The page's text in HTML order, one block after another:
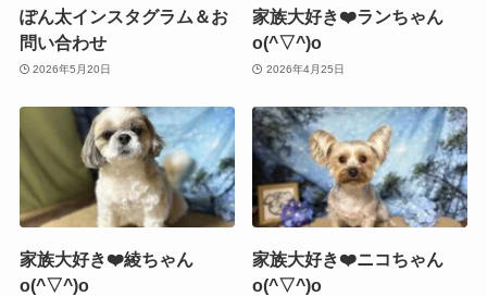
ぽん太インスタグラム＆お
問い合わせ
2026年5月20日
家族大好き❤️ランちゃん
o(^▽^)o
2026年4月25日
家族大好き❤️綾ちゃん
o(^▽^)o
家族大好き❤️ニコちゃん
o(^▽^)o